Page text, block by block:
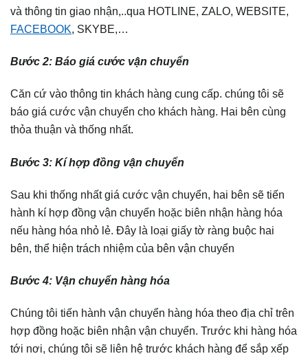
và thông tin giao nhận,..qua HOTLINE, ZALO, WEBSITE,
FACEBOOK, SKYBE,…
Bước 2: Báo giá cước vận chuyển
Căn cứ vào thông tin khách hàng cung cấp. chúng tôi sẽ
báo giá cước vận chuyển cho khách hàng. Hai bên cùng
thỏa thuận và thống nhất.
Bước 3: Kí hợp đồng vận chuyển
Sau khi thống nhất giá cước vận chuyển, hai bên sẽ tiến
hành kí hợp đồng vận chuyển hoặc biên nhận hàng hóa
nếu hàng hóa nhỏ lẻ. Đây là loại giấy tờ ràng buộc hai
bên, thể hiện trách nhiệm của bên vận chuyển
Bước 4: Vận chuyển hàng hóa
Chúng tôi tiến hành vận chuyển hàng hóa theo địa chỉ trên
hợp đồng hoặc biên nhận vận chuyển. Trước khi hàng hóa
tới nơi, chúng tôi sẽ liên hệ trước khách hàng để sắp xếp